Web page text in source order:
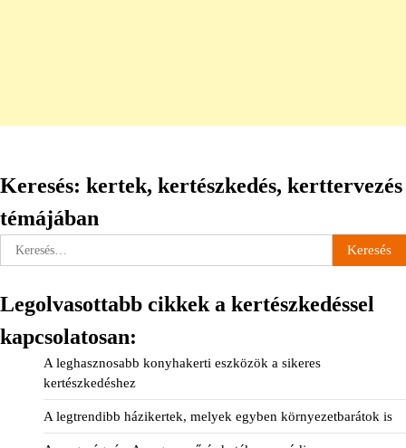
Keresés: kertek, kertészkedés, kerttervezés
témájában
Keresés:
Legolvasottabb cikkek a kertészkedéssel
kapcsolatosan:
A leghasznosabb konyhakerti eszközök a sikeres
kertészkedéshez
A legtrendibb házikertek, melyek egyben környezetbarátok is